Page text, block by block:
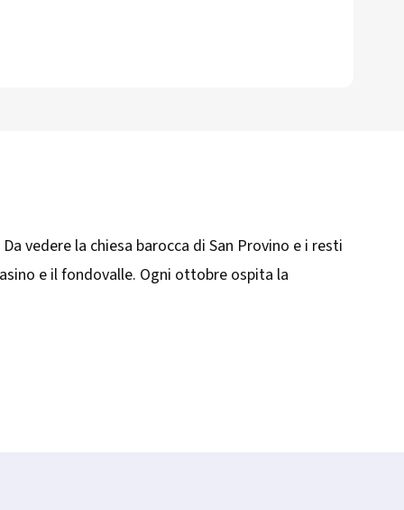
vedere la chiesa barocca di San Provino e i resti
e il fondovalle. Ogni ottobre ospita la